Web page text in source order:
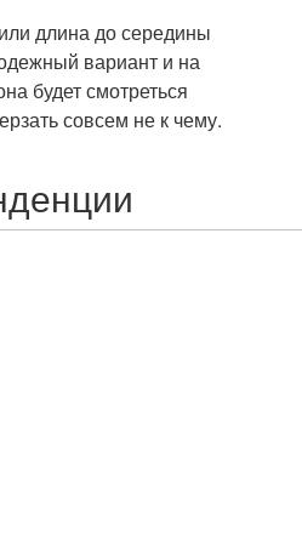
длина до середины
вариант и на
будет смотреться
совсем не к чему.